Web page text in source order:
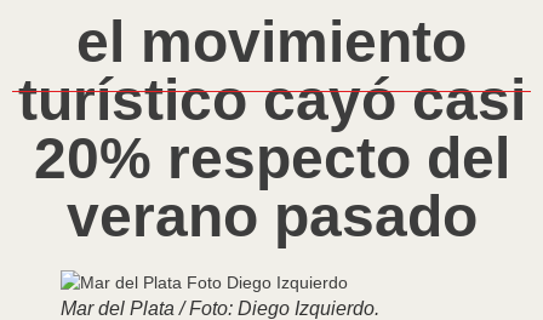
el movimiento
turístico cayó casi
20% respecto del
verano pasado
Mar del Plata / Foto: Diego Izquierdo.